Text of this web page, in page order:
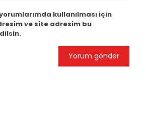
kullanılması için
ve site adresim bu